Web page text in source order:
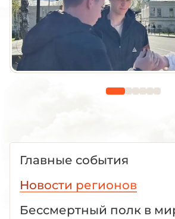
Главные события
Новости регионов
Бессмертный полк в